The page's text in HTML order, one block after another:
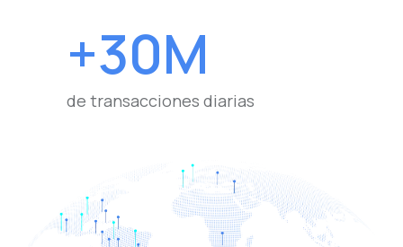
+30M
de transacciones diarias